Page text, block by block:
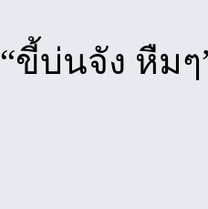
“ขี้บ่นจัง หืมๆ